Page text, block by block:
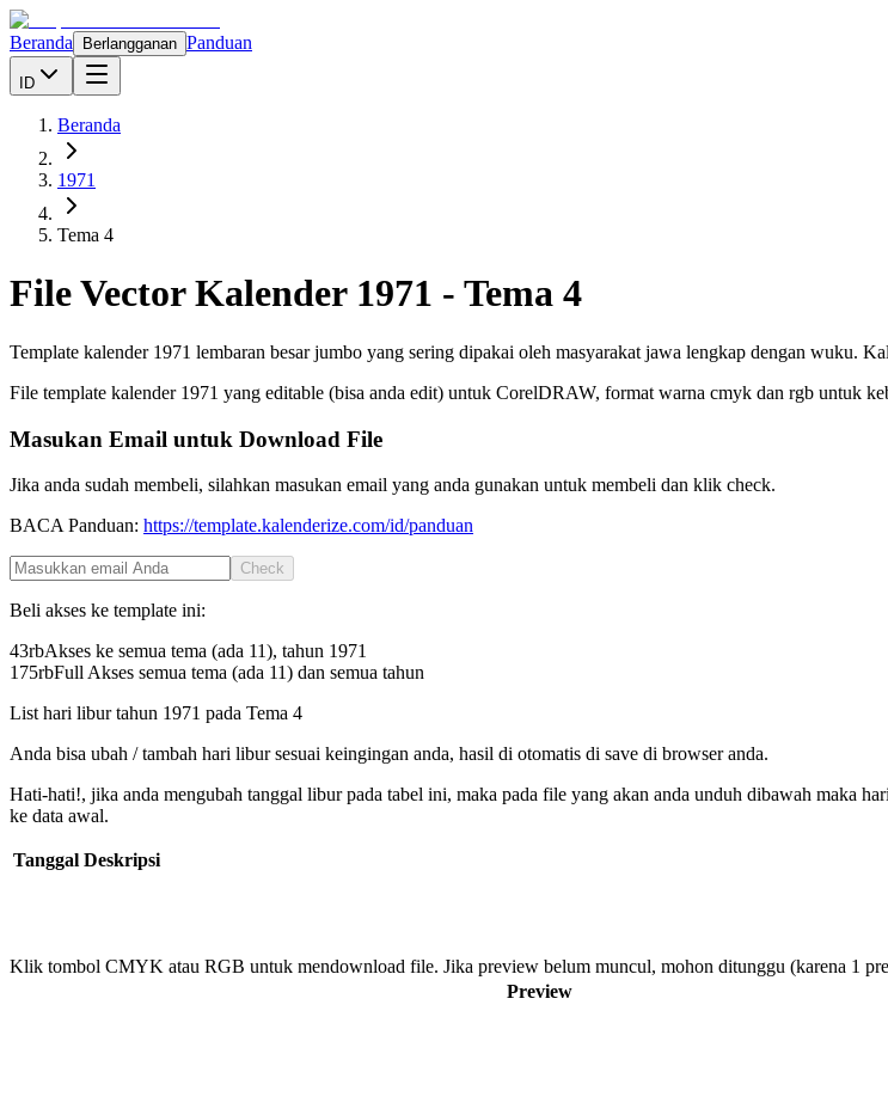
Beranda Berlangganan Panduan
ID
Beranda
1971
Tema 4
File Vector Kalender 1971 - Tema 4
Template kalender 1971 lembaran besar jumbo yang sering dipakai oleh masyarakat jawa lengkap dengan wuku.
File template kalender 1971 yang editable (bisa anda edit) untuk CorelDRAW, format warna cmyk dan rgb untuk
Masukan Email untuk Download File
Jika anda sudah membeli, silahkan masukan email yang anda gunakan untuk membeli dan klik check.
BACA Panduan: https://template.kalenderize.com/id/panduan
Check
Beli akses ke template ini:
43rbAkses ke semua tema (ada 11), tahun 1971
175rbFull Akses semua tema (ada 11) dan semua tahun
List hari libur tahun 1971 pada Tema 4
Anda bisa ubah / tambah hari libur sesuai keingingan anda, hasil di otomatis di save di browser anda.
Hati-hati!, jika anda mengubah tanggal libur pada tabel ini, maka pada file yang akan anda unduh dibawah maka
ke data awal.
Tanggal Deskripsi
Klik tombol CMYK atau RGB untuk mendownload file. Jika preview belum muncul, mohon ditunggu (karena 1
Preview